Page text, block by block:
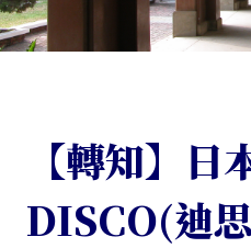
【轉知】
DISCO(迪